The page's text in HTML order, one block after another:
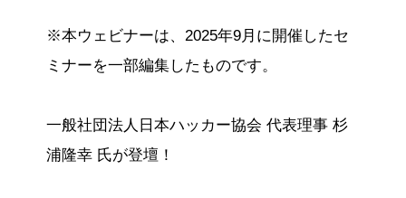
※本ウェビナーは、2025年9月に開催したセ
ミナーを一部編集したものです。
一般社団法人日本ハッカー協会 代表理事 杉
浦隆幸 氏が登壇！